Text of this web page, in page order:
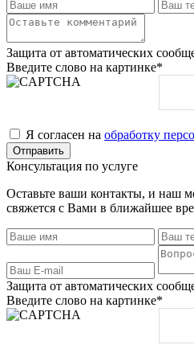
Защита от автоматических
Введите слово на картинке*
Я согласен на обработку
Консультация по услуге
Оставьте ваши контакты, и наш
свяжется с Вами в ближайшее
Защита от автоматических
Введите слово на картинке*